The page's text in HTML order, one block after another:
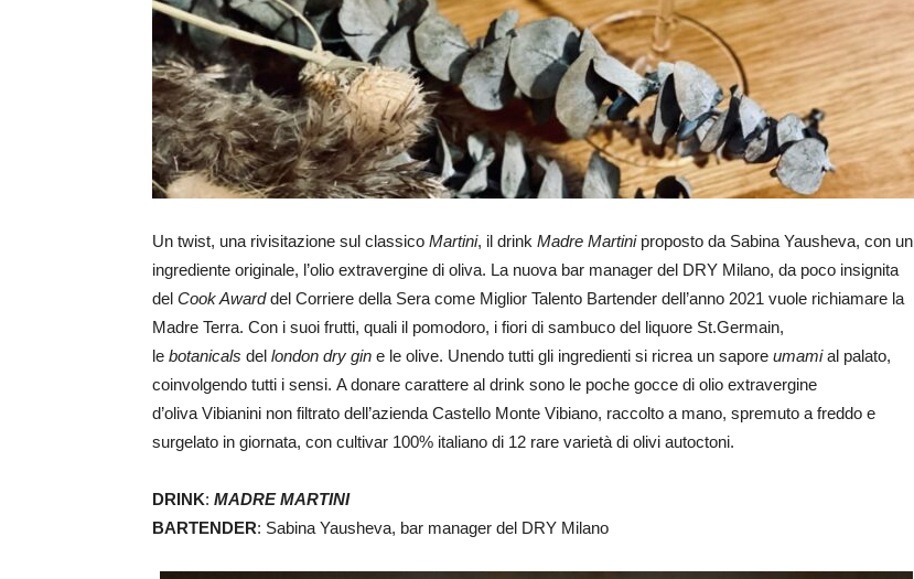
Un twist, una rivisitazione sul classico Martini, il drink Madre Martiniproposto da Sabina Yausheva, con un
ingrediente originale, l’olio extravergine di oliva. La nuova bar manager del DRY Milano, da poco insignita
del Cook Awarddel Corriere della Sera come Miglior Talento Bartender dell’anno 2021 vuole richiamare la
Madre Terra. Con i suoi frutti, quali il pomodoro, i fiori di sambuco del liquore St.Germain,
le botanicals del london dry gin e le olive. Unendo tutti gli ingredienti si ricrea un sapore umamial palato,
coinvolgendo tutti i sensi. A donare carattere al drink sono le poche gocce di olio extravergine
d’oliva Vibianini non filtrato dell’azienda Castello Monte Vibiano, raccolto a mano, spremuto a freddo e
surgelato in giornata, con cultivar 100% italiano di 12 rare varietà di olivi autoctoni.
DRINK: MADRE MARTINI
BARTENDER: Sabina Yausheva, bar manager del DRY Milano